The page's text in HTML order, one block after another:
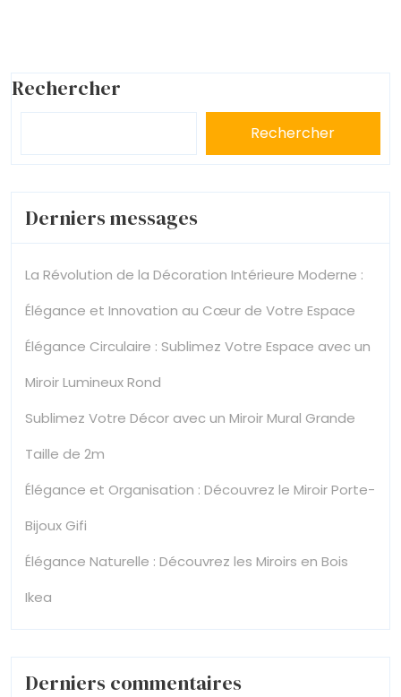
Rechercher
Rechercher
Derniers messages
La Révolution de la Décoration Intérieure Moderne :
Élégance et Innovation au Cœur de Votre Espace
Élégance Circulaire : Sublimez Votre Espace avec un
Miroir Lumineux Rond
Sublimez Votre Décor avec un Miroir Mural Grande
Taille de 2m
Élégance et Organisation : Découvrez le Miroir Porte-
Bijoux Gifi
Élégance Naturelle : Découvrez les Miroirs en Bois
Ikea
Derniers commentaires